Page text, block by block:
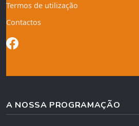
Termos de utilização
Contactos
A NOSSA PROGRAMAÇÃO